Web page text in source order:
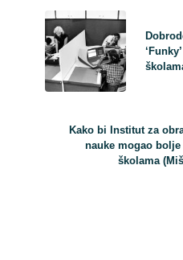
Kako bi Institut za
nauke mogao
školama